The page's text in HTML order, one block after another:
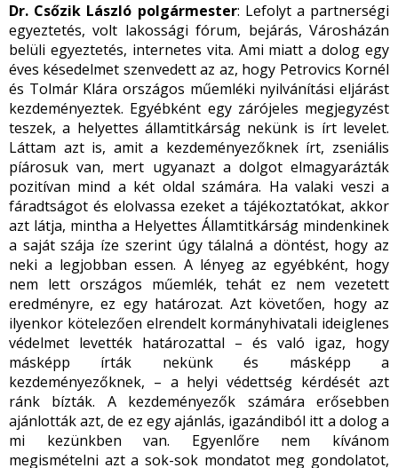
Dr. Csőzik László polgármester: Lefolyt a partnerségi
egyeztetés, volt lakossági fórum, bejárás, Városházán
belüli egyeztetés, internetes vita. Ami miatt a dolog egy
éves késedelmet szenvedett az az, hogy Petrovics Kornél
és Tolmár Klára országos műemléki nyilvánítási eljárást
kezdeményeztek. Egyébként egy zárójeles megjegyzést
teszek, a helyettes államtitkárság nekünk is írt levelet.
Láttam azt is, amit a kezdeményezőknek írt, zseniális
píárosuk van, mert ugyanazt a dolgot elmagyarázták
pozitívan mind a két oldal számára. Ha valaki veszi a
fáradtságot és elolvassa ezeket a tájékoztatókat, akkor
azt látja, mintha a Helyettes Államtitkárság mindenkinek
a saját szája íze szerint úgy tálalná a döntést, hogy az
neki a legjobban essen. A lényeg az egyébként, hogy
nem lett országos műemlék, tehát ez nem vezetett
eredményre, ez egy határozat. Azt követően, hogy az
ilyenkor kötelezően elrendelt kormányhivatali ideiglenes
védelmet levették határozattal – és való igaz, hogy
másképp írták nekünk és másképp a
kezdeményezőknek, – a helyi védettség kérdését azt
ránk bízták. A kezdeményezők számára erősebben
ajánlották azt, de ez egy ajánlás, igazándiból itt a dolog a
mi kezünkben van. Egyenlőre nem kívánom
megismételni azt a sok-sok mondatot meg gondolatot,